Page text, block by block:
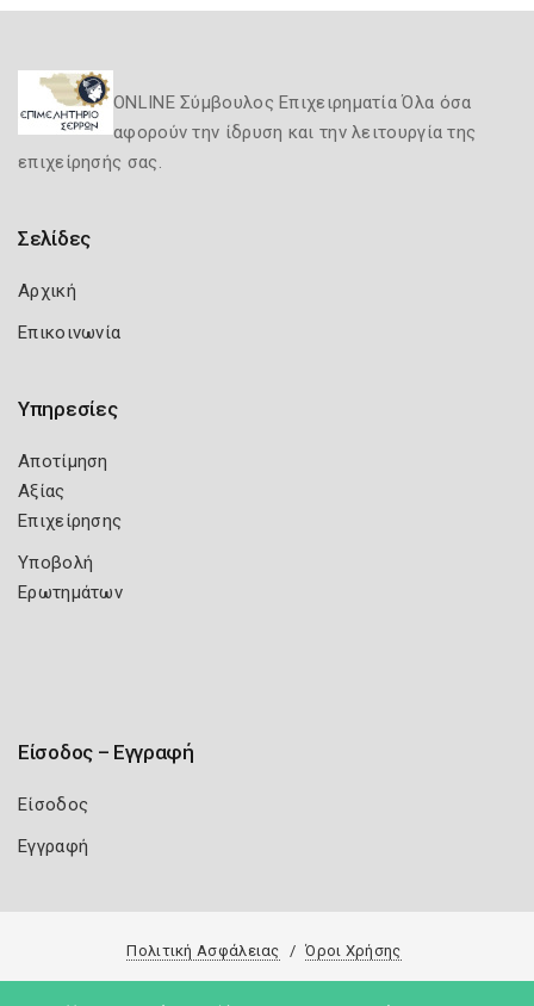
ONLINE Σύμβουλος Επιχειρηματία Όλα όσα
αφορούν την ίδρυση και την λειτουργία της
επιχείρησής σας.
Σελίδες
Αρχική
Επικοινωνία
Υπηρεσίες
Αποτίμηση
Αξίας
Επιχείρησης
Υποβολή
Ερωτημάτων
Είσοδος – Εγγραφή
Είσοδος
Εγγραφή
Πολιτική Ασφάλειας Όροι Χρήσης
Copyright 2026 Knowledge A.E.